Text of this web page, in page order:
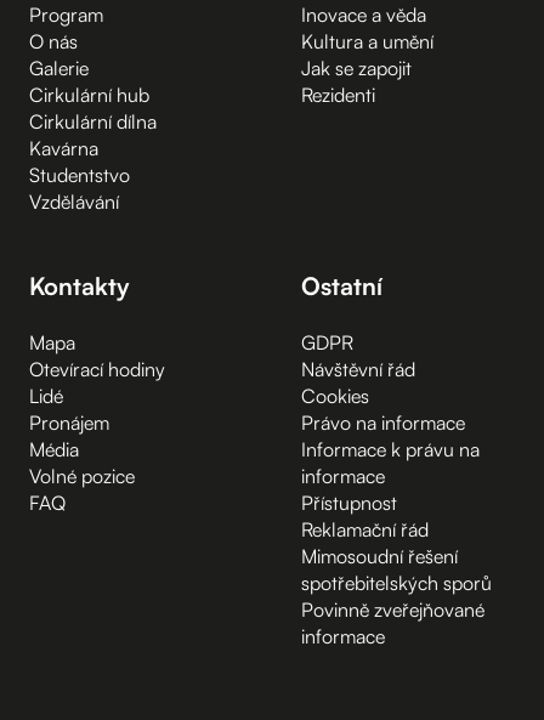
Program
O nás
Galerie
Cirkulární hub
Cirkulární dílna
Kavárna
Studentstvo
Vzdělávání
Inovace a věda
Kultura a umění
Jak se zapojit
Rezidenti
Kontakty
Mapa
Otevírací hodiny
Lidé
Pronájem
Média
Volné pozice
FAQ
Ostatní
GDPR
Návštěvní řád
Cookies
Právo na informace
Informace k právu na
informace
Přístupnost
Reklamační řád
Mimosoudní řešení
spotřebitelských sporů
Povinně zveřejňované
informace